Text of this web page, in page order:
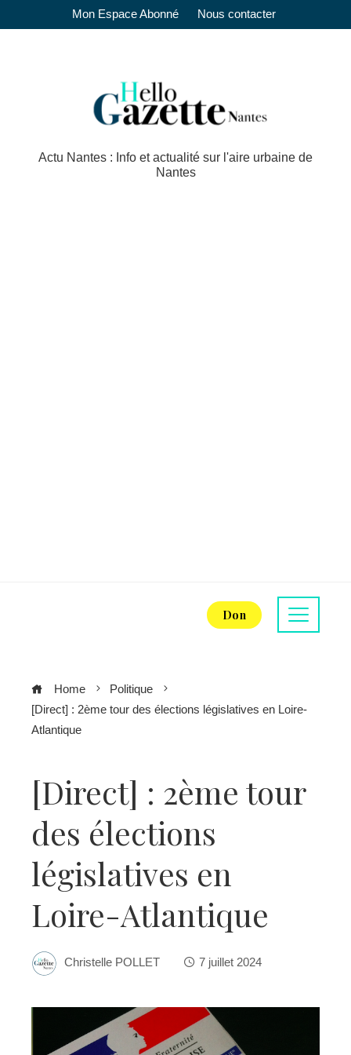
Mon Espace Abonné Nous contacter
Actu Nantes : Info et actualité sur l'aire urbaine de
Nantes
Don
Home
Politique
[Direct] : 2ème tour des élections législatives en Loire-
Atlantique
[Direct] : 2ème tour
des élections
législatives en
Loire-Atlantique
Christelle POLLET 7 juillet 2024